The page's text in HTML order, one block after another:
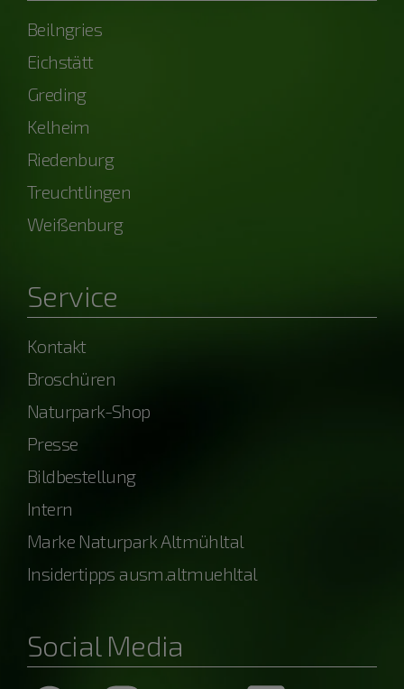
Beilngries
Eichstätt
Greding
Kelheim
Riedenburg
Treuchtlingen
Weißenburg
Service
Kontakt
Broschüren
Naturpark-Shop
Presse
Bildbestellung
Intern
Marke Naturpark Altmühltal
Insidertipps ausm.altmuehltal
Social Media